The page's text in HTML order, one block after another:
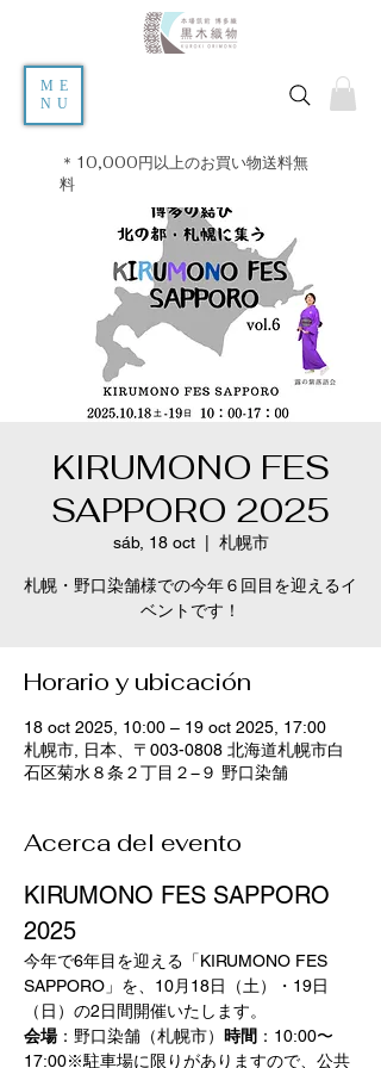
ME
NU
＊10,000円以上のお買い物送料無
料
KIRUMONO FES
SAPPORO 2025
sáb, 18 oct
  |
札幌市
札幌・野口染舗様での今年６回目を迎えるイ
ベントです！
Horario y ubicación
18 oct 2025, 10:00 – 19 oct 2025, 17:00
札幌市, 日本、〒003-0808 北海道札幌市白
石区菊水８条２丁目２−９ 野口染舗
Acerca del evento
KIRUMONO FES SAPPORO
2025
今年で6年目を迎える「KIRUMONO FES
SAPPORO」を、10月18日（土）・19日
（日）の2日間開催いたします。
会場：野口染舗（札幌市） 時間 ：10:00〜
17:00※駐車場に限りがありますので、公共